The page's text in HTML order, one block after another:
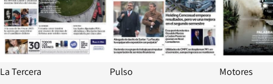
La Tercera Pulso Motores